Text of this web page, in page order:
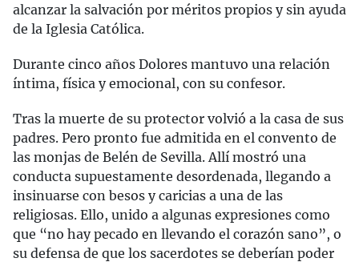
alcanzar la salvación por méritos propios y sin ayuda
de la Iglesia Católica.
Durante cinco años Dolores mantuvo una relación
íntima, física y emocional, con su confesor.
Tras la muerte de su protector volvió a la casa de sus
padres. Pero pronto fue admitida en el convento de
las monjas de Belén de Sevilla. Allí mostró una
conducta supuestamente desordenada, llegando a
insinuarse con besos y caricias a una de las
religiosas. Ello, unido a algunas expresiones como
que “no hay pecado en llevando el corazón sano”, o
su defensa de que los sacerdotes se deberían poder